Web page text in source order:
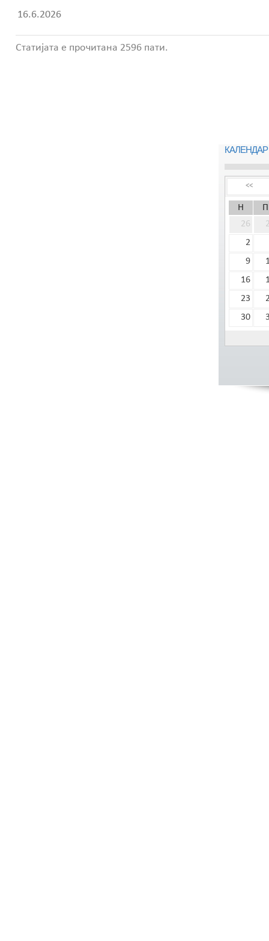
16.6.2026
Статијата е прочитана 2596 пати.
<<
Н
П
26
2
9
16
23
30